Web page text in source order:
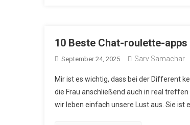
10 Beste Chat-roulette-apps
September 24, 2025 Sarv Samachar
Mir ist es wichtig, dass bei der Different
die Frau anschließend auch in real
wir leben einfach unsere Lust aus. Sie ist